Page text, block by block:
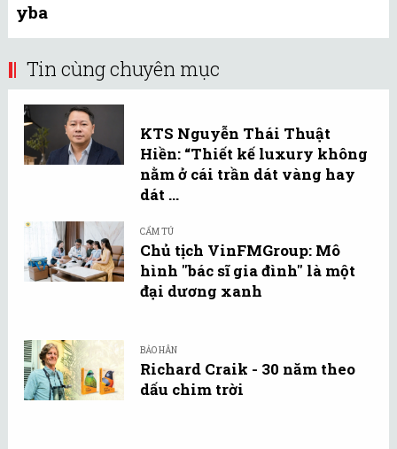
yba
Tin cùng chuyên mục
KTS Nguyễn Thái Thuật
Hiền: “Thiết kế luxury không
nằm ở cái trần dát vàng hay
dát ...
CẨM TÚ
Chủ tịch VinFMGroup: Mô
hình "bác sĩ gia đình" là một
đại dương xanh
BẢO HÂN
Richard Craik - 30 năm theo
dấu chim trời